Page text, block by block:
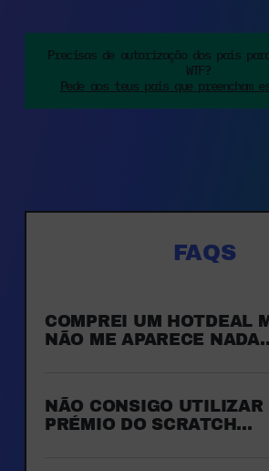
Precisas de autorização dos pais
WTF?
Pede aos teus pais que preencham
FAQS
COMPREI UM HOTDEAL
NÃO ME APARECE
NÃO CONSIGO UTILIZAR
PRÉMIO DO SCRATCH…